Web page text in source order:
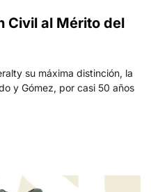
Civil al Mérito del
su máxima distinción, la
y Gómez, por casi 50 años